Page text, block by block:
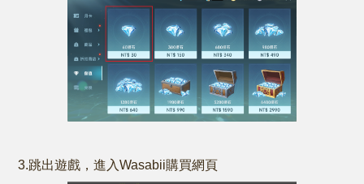
3.跳出遊戲，進入Wasabii購買網頁